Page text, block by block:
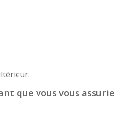
que vous vous